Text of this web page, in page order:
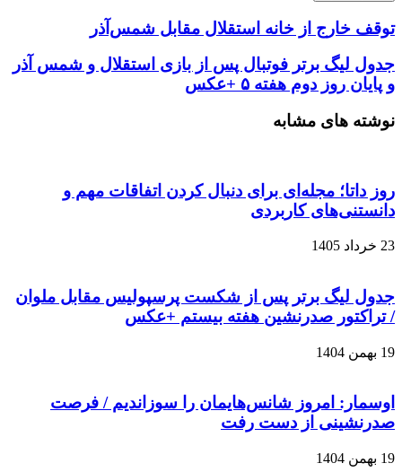
توقف خارج از خانه استقلال مقابل شمس‌آذر
جدول لیگ برتر فوتبال پس از بازی استقلال و شمس آذر
و پایان روز دوم هفته ۵ +عکس
نوشته های مشابه
روز داتا؛ مجله‌ای برای دنبال کردن اتفاقات مهم و
دانستنی‌های کاربردی
23 خرداد 1405
جدول لیگ برتر پس از شکست پرسپولیس مقابل ملوان
/ تراکتور صدرنشین هفته بیستم +عکس
19 بهمن 1404
اوسمار: امروز شانس‌هایمان را سوزاندیم / فرصت
صدرنشینی از دست رفت
19 بهمن 1404